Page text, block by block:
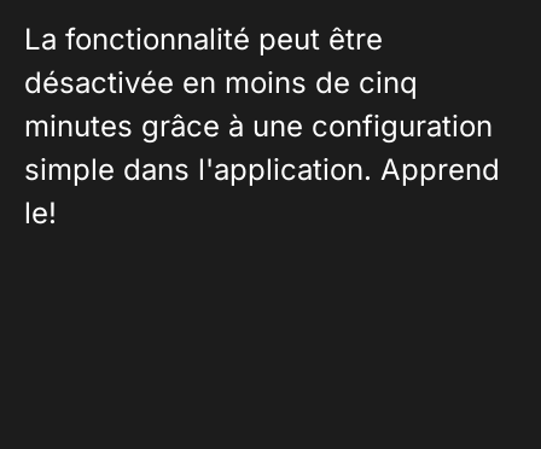
La fonctionnalité peut être
désactivée en moins de cinq
minutes grâce à une configuration
simple dans l'application. Apprend
le!